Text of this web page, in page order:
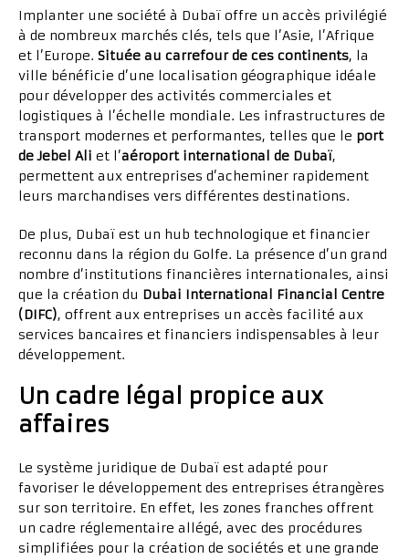
Implanter une société à Dubaï offre un accès privilégié
à de nombreux marchés clés, tels que l’Asie, l’Afrique
et l’Europe. Située au carrefour de ces continents, la
ville bénéficie d’une localisation géographique idéale
pour développer des activités commerciales et
logistiques à l’échelle mondiale. Les infrastructures de
transport modernes et performantes, telles que le port
de Jebel Ali et l’aéroport international de Dubaï,
permettent aux entreprises d’acheminer rapidement
leurs marchandises vers différentes destinations.
De plus, Dubaï est un hub technologique et financier
reconnu dans la région du Golfe. La présence d’un grand
nombre d’institutions financières internationales, ainsi
que la création du Dubai International Financial Centre
(DIFC), offrent aux entreprises un accès facilité aux
services bancaires et financiers indispensables à leur
développement.
Un cadre légal propice aux
affaires
Le système juridique de Dubaï est adapté pour
favoriser le développement des entreprises étrangères
sur son territoire. En effet, les zones franches offrent
un cadre réglementaire allégé, avec des procédures
simplifiées pour la création de sociétés et une grande